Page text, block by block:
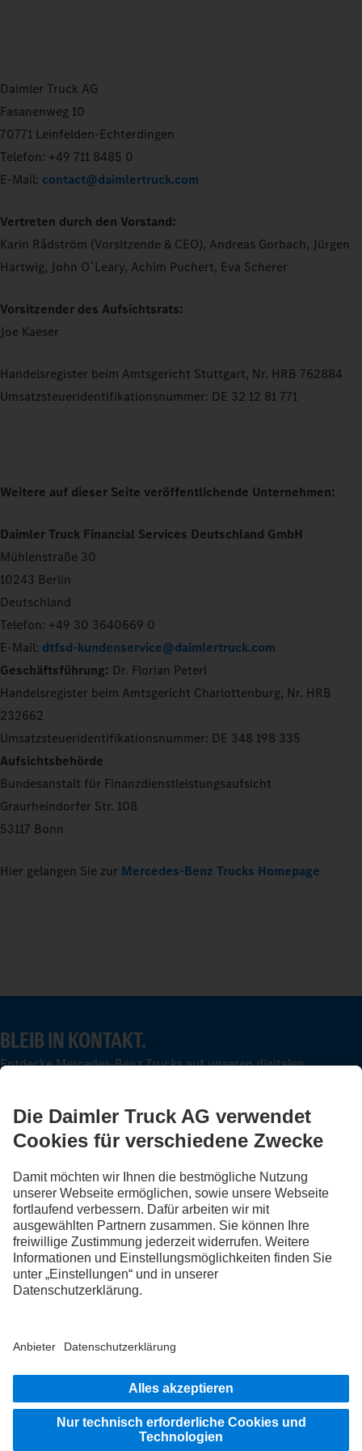
Daimler Truck AG
Fasanenweg 10
70771 Leinfelden-Echterdingen
Telefon: +49 711 8485 0
E-Mail: contact@daimlertruck.com
Vertreten durch den Vorstand:
Karin Rådström (Vorsitzende & CEO), Andreas Gorbach, Jürgen
Hartwig, John O`Leary, Achim Puchert, Eva Scherer
Vorsitzender des Aufsichtsrats:
Joe Kaeser
Handelsregister beim Amtsgericht Stuttgart, Nr. HRB 762884
Umsatzsteueridentifikationsnummer: DE 32 12 81 771
Weitere auf dieser Seite veröffentlichende Unternehmen:
Daimler Truck Financial Services Deutschland GmbH
Mühlenstraße 30
10243 Berlin
Deutschland
Telefon: +49 30 3640669 0
E-Mail: dtfsd-kundenservice@daimlertruck.com
Geschäftsführung: Dr. Florian Peterl
Handelsregister beim Amtsgericht Charlottenburg, Nr. HRB
232662
Umsatzsteueridentifikationsnummer: DE 348 198 335
Aufsichtsbehörde
Bundesanstalt für Finanzdienstleistungsaufsicht
Graurheindorfer Str. 108
53117 Bonn
Hier gelangen Sie zur Mercedes-Benz Trucks Homepage
BLEIB IN KONTAKT.
Entdecke Mercedes-Benz Trucks auf unseren digitalen
FOLLOW THE ROADSTARS.
Tausche jetzt Erfahrungen mit anderen Truckerinnen und
Truckern aus.